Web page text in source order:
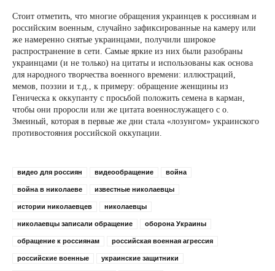
Стоит отметить, что многие обращения украинцев к россиянам и
российским военным, случайно зафиксированные на камеру или
же намеренно снятые украинцами, получили широкое
распространение в сети. Самые яркие из них были разобраны
украинцами (и не только) на цитаты и использованы как основа
для народного творчества военного времени: иллюстраций,
мемов, поэзии и т.д., к примеру: обращение женщины из
Геническа к оккупанту с просьбой положить семена в карман,
чтобы они проросли или же цитата военнослужащего с о.
Змеиный, которая в первые же дни стала «лозунгом» украинского
противостояния российской оккупации.
видео для россиян видеообращение война
война в николаеве известные николаевцы
истории николаевцев николаевцы
николаевцы записали обращение оборона Украины
обращение к россиянам российская военная агрессия
российские военные украинские защитники